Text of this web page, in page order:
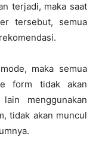
terjadi, maka saat
tersebut, semua
maka semua
form tidak akan
menggunakan
tidak akan muncul